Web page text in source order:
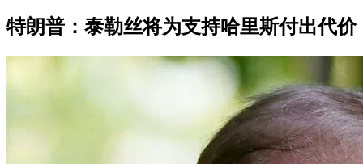
特朗普：泰勒丝将为支持哈里斯付出代价